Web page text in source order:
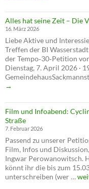
Alles hat seine Zeit – Die
16. März 2026
Liebe Aktive und
Treffen der BI
der Tempo‑30‑Petition
Dienstag, 7. April 2026 ·
→
Film und Infoabend:
Straße
7. Februar 2026
Passend zu unserer
Film, Infos und
Ingwar Perowanowitsch.
könnt ihr die bis zum
unterschreiben (wer …